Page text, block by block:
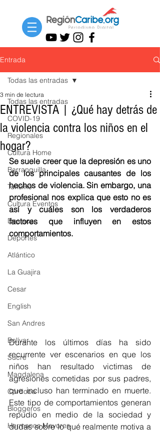
Entrada
Todas las entradas
COVID-19
Regionales
Cultura Home
Barranquilla
Turismo
Cultura Eventos
Destacar
Deportes
Atlántico
La Guajira
Cesar
English
San Andres
Bolívar
Sucre
Magdalena
Córdoba
Bloggeros
Hermanos Mayores
Todas las entradas
ENTREVISTA | ¿Qué hay detrás de
la violencia contra los niños en el
hogar?
3 min de lectura
Se suele creer que la depresión es uno
de los principales causantes de los
hechos de violencia. Sin embargo, una
profesional nos explica que esto no es
así y cuáles son los verdaderos
factores que influyen en estos
comportamientos.
Durante los últimos días ha sido
recurrente ver escenarios en que los
niños han resultado victimas de
agresiones cometidas por sus padres,
que incluso han terminado en muerte.
Este tipo de comportamientos generan
repudio en medio de la sociedad y
dudas sobre lo qué realmente motiva a